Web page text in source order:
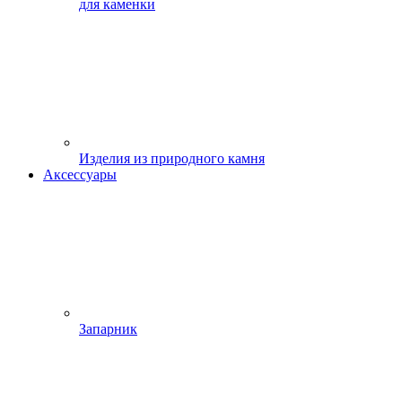
для каменки
Изделия из природного камня
Аксессуары
Запарник